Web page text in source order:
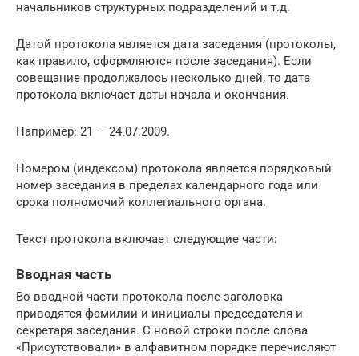
начальников структурных подразделений и т.д.
Датой протокола является дата заседания (протоколы,
как правило, оформляются после заседания). Если
совещание продолжалось несколько дней, то дата
протокола включает даты начала и окончания.
Например: 21 — 24.07.2009.
Номером (индексом) протокола является порядковый
номер заседания в пределах календарного года или
срока полномочий коллегиального органа.
Текст протокола включает следующие части:
Вводная часть
Во вводной части протокола после заголовка
приводятся фамилии и инициалы председателя и
секретаря заседания. С новой строки после слова
«Присутствовали» в алфавитном порядке перечисляют